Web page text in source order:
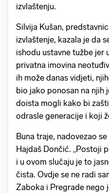
izvlaštenju.
Silvija Kušan,
izvlaštenje, kazala je da
ishodu ustavne tužbe jer
privatna imovina
ih može danas vidjeti,
bio jako ponosan na njih
doista mogli kako bi
odrasle generacije i koji
Buna traje, nadovezao
Hajdaš Dončić. „Postoji
i u ovom slučaju je to
čista. Ovdje se ne radi
Zaboka i Pregrade nego